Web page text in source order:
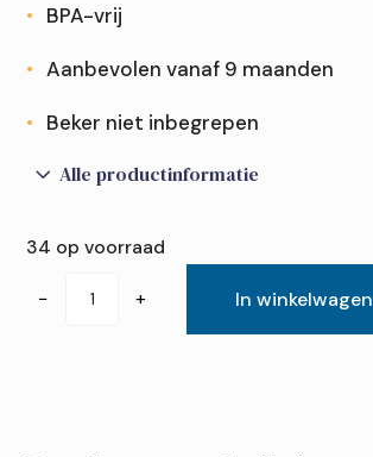
BPA-vrij
Aanbevolen vanaf 9 maanden
Beker niet inbegrepen
3 Alle productinformatie
34 op voorraad
− + In winkelwagen